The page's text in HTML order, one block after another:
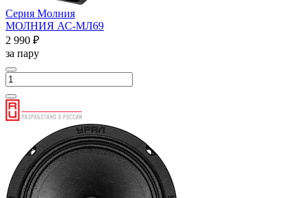
Серия Молния
МОЛНИЯ АС-МЛ69
2 990 ₽
за пару